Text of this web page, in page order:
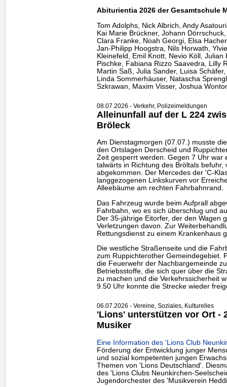
Abiturientia 2026 der Gesamtschule
Tom Adolphs, Nick Albrich, Andy
Kai Marie Brückner, Johann
Clara Franke, Noah Georgi, Elsa
Jan-Philipp Hoogstra, Nils Horwath,
Kleinefeld, Emil Knott, Nevio Köll,
Pischke, Fabiana Rizzo Saavedra, Lilly
Martin Saß, Julia Sander, Luisa
Linda Sommerhäuser, Natascha
Szkrawan, Maxim Visser, Joshua
08.07.2026 - Verkehr, Polizeimeldungen
Alleinunfall auf der L 224
Bröleck
Am Dienstagmorgen (07.07.) musste
den Ortslagen Derscheid und
Zeit gesperrt werden. Gegen 7 Uhr war
talwärts in Richtung des Bröltals befuhr,
abgekommen. Der Mercedes der 'C-
langgezogenen Linkskurven vor
Alleebäume am rechten Fahrbahnrand.
Das Fahrzeug wurde beim Aufprall
Fahrbahn, wo es sich überschlug und
Der 35-jährige Eitorfer, der den Wagen
Verletzungen davon. Zur
Rettungsdienst zu einem Krankenhaus
Die westliche Straßenseite und die
zum Ruppichterother Gemeindegebiet.
die Feuerwehr der Nachbargemeinde
Betriebsstoffe, die sich quer über die
zu machen und die Verkehrssicherheit
9.50 Uhr konnte die Strecke wieder
06.07.2026 - Vereine, Soziales, Kulturelles
'Lions' unterstützen vor Ort -
Musiker
Eine Information des 'Lions Club
Förderung der Entwicklung junger
und sozial kompetenten jungen
Themen von 'Lions Deutschland'.
des 'Lions Clubs Neunkirchen-
Jugendorchester des 'Musikverein